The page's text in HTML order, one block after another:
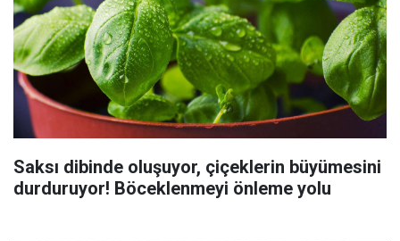
Saksı dibinde oluşuyor, çiçeklerin büyümesini
durduruyor! Böceklenmeyi önleme yolu